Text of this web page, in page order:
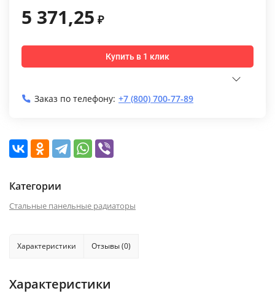
5 371,25 ₽
Купить в 1 клик
Заказ по телефону: +7 (800) 700-77-89
Категории
Стальные панельные радиаторы
Характеристики Отзывы (0)
Характеристики